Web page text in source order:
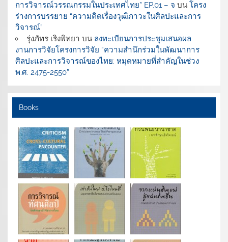
การวิจารณ์วรรณกรรมในประเทศไทย” EP.01 – จ บนโครง
ร่างการบรรยาย “ความคิดเรื่องวุฒิภาวะในศิลปะและการ
วิจารณ์”
รุ่งภัทร เริงพิทยา บน ลงทะเบียนการประชุมเสนอผล
งานการวิจัยโครงการวิจัย “ความสำนึกร่วมในพัฒนาการ
ศิลปะและการวิจารณ์ของไทย: หมุดหมายที่สำคัญในช่วง
พ.ศ. 2475-2550”
Books